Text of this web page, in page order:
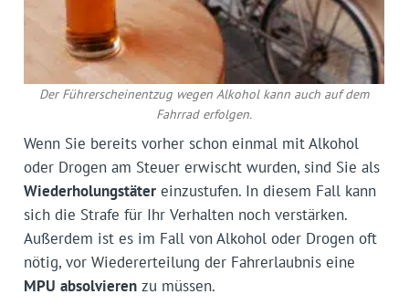
Der Führerscheinentzug wegen Alkohol kann auch auf dem
Fahrrad erfolgen.
Wenn Sie bereits vorher schon einmal mit Alkohol
oder Drogen am Steuer erwischt wurden, sind Sie als
Wiederholungstätereinzustufen. In diesem Fall kann
sich die Strafe für Ihr Verhalten noch verstärken.
Außerdem ist es im Fall von Alkohol oder Drogen oft
nötig, vor Wiedererteilung der Fahrerlaubnis eine
MPU absolvierenzu müssen.